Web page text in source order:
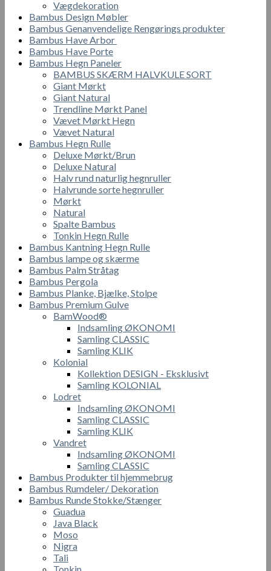
Vægdekoration
Bambus Design Møbler
Bambus Genanvendelige Rengørings produkter
Bambus Have Arbor
Bambus Have Porte
Bambus Hegn Paneler
BAMBUS SKÆRM HALVKULE SORT
Giant Mørkt
Giant Natural
Trendline Mørkt Panel
Vævet Mørkt Hegn
Vævet Natural
Bambus Hegn Rulle
Deluxe Mørkt/Brun
Deluxe Natural
Halv rund naturlig hegnruller
Halvrunde sorte hegnruller
Mørkt
Natural
Spalte Bambus
Tonkin Hegn Rulle
Bambus Kantning Hegn Rulle
Bambus lampe og skærme
Bambus Palm Stråtag
Bambus Pergola
Bambus Planke, Bjælke, Stolpe
Bambus Premium Gulve
BamWood®
Indsamling ØKONOMI
Samling CLASSIC
Samling KLIK
Kolonial
Kollektion DESIGN - Eksklusivt
Samling KOLONIAL
Lodret
Indsamling ØKONOMI
Samling CLASSIC
Samling KLIK
Vandret
Indsamling ØKONOMI
Samling CLASSIC
Bambus Produkter til hjemmebrug
Bambus Rumdeler/ Dekoration
Bambus Runde Stokke/Stænger
Guadua
Java Black
Moso
Nigra
Tali